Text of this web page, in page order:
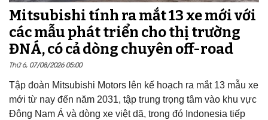
Mitsubishi tính ra mắt 13 xe mới với
các mẫu phát triển cho thị trường
ĐNÁ, có cả dòng chuyên off-road
Thứ 6, 07/08/2026 05:00
Tập đoàn Mitsubishi Motors lên kế hoạch ra mắt 13 mẫu xe
mới từ nay đến năm 2031, tập trung trọng tâm vào khu vực
Đông Nam Á và dòng xe việt dã, trong đó Indonesia tiếp